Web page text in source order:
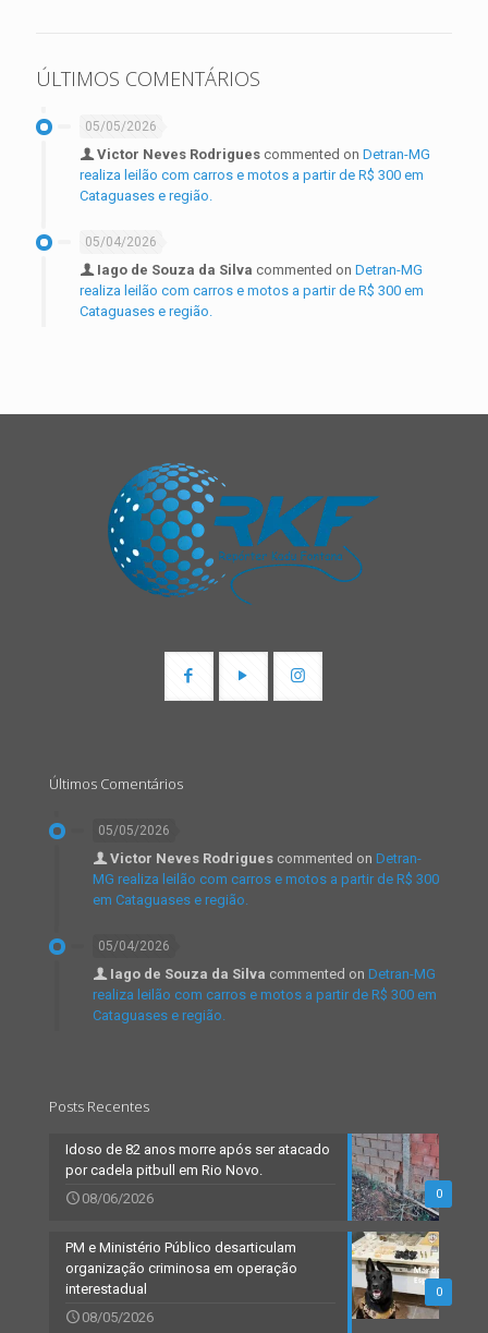
ÚLTIMOS COMENTÁRIOS
05/05/2026
Victor Neves Rodrigues commented on Detran-MG
realiza leilão com carros e motos a partir de R$ 300 em
Cataguases e região.
05/04/2026
Iago de Souza da Silva commented on Detran-MG
realiza leilão com carros e motos a partir de R$ 300 em
Cataguases e região.
Últimos Comentários
05/05/2026
Victor Neves Rodrigues commented on Detran-
MG realiza leilão com carros e motos a partir de R$ 300
em Cataguases e região.
05/04/2026
Iago de Souza da Silva commented on Detran-MG
realiza leilão com carros e motos a partir de R$ 300 em
Cataguases e região.
Posts Recentes
0
Idoso de 82 anos morre após ser atacado
por cadela pitbull em Rio Novo.
08/06/2026
0
PM e Ministério Público desarticulam
organização criminosa em operação
interestadual
08/05/2026